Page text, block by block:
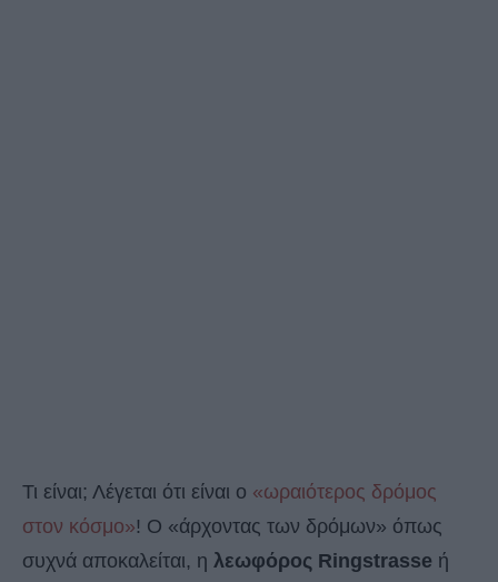
Τι είναι; Λέγεται ότι είναι ο «ωραιότερος δρόμος
στον κόσμο»! Ο «άρχοντας των δρόμων» όπως
συχνά αποκαλείται, η λεωφόρος Ringstrasse ή